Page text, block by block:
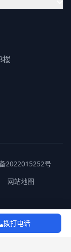
楼
2022015252号
网站地图
拨打电话